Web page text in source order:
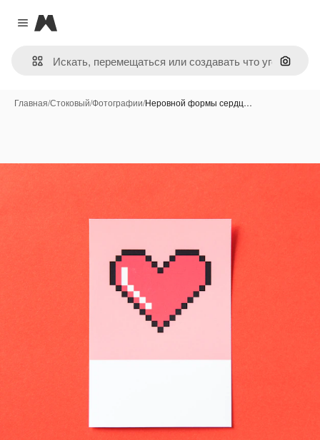
Close menu
Magnific
Поиск
Главная/Стоковый/Фотографии/Неровной формы сердц…